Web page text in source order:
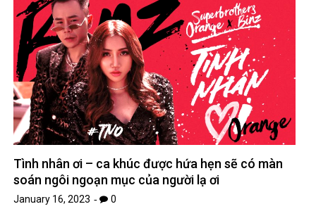
Tình nhân ơi – ca khúc được hứa hẹn sẽ có màn
soán ngôi ngoạn mục của người lạ ơi
January 16, 2023 0